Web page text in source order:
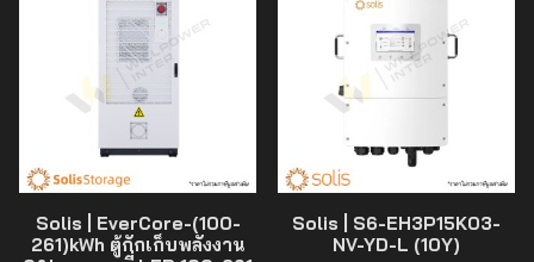
Solis | EverCore-(100-
261)kWh ตู้กักเก็บพลังงาน
Solis | S6-EH3P15K03-
NV-YD-L (10Y)